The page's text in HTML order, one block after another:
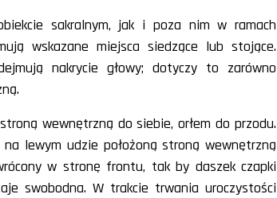
sakralnym, jak i poza nim w ramach
wskazane miejsca siedzące lub stojące.
nakrycie głowy; dotyczy to zarówno
wewnętrzną do siebie, orłem do przodu.
lewym udzie położoną stroną wewnętrzną
w stronę frontu, tak by daszek czapki
swobodna. W trakcie trwania uroczystości